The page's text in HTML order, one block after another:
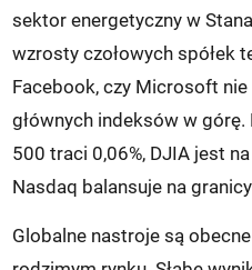
sektor energetyczny w
wzrosty czołowych spółek
Facebook, czy Microsoft
głównych indeksów w
500 traci 0,06%, DJIA jest
Nasdaq balansuje na
Globalne nastroje są